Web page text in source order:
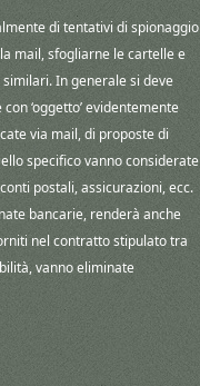
di tentativi di spionaggio
mail, sfogliarne le cartelle e
In generale si deve
‘oggetto’ evidentemente
via mail, di proposte di
specifico vanno considerate
postali, assicurazioni, ecc.
bancarie, renderà anche
nel contratto stipulato tra
vanno eliminate